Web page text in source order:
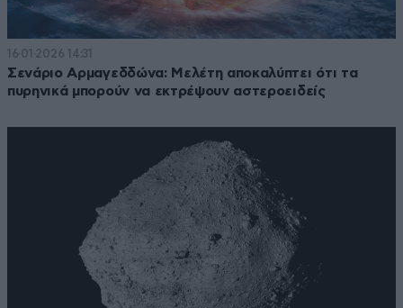
16·01·2026 14:31
Σενάριο Αρμαγεδδώνα: Μελέτη αποκαλύπτει ότι τα
πυρηνικά μπορούν να εκτρέψουν αστεροειδείς